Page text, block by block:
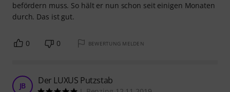
befördern muss. So hält er nun schon seit einigen Monaten
durch. Das ist gut.
0 0 BEWERTUNG MELDEN
JB Der LUXUS Putzstab